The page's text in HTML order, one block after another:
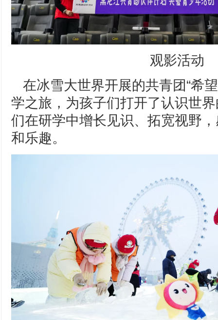
观影活动
在冰雪大世界开展的共青团“希
学之旅，为孩子们打开了认识世
们在研学中增长见识、拓宽视野
和乐趣。